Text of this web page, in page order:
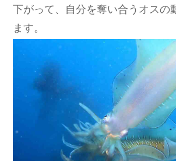
下がって、自分を奪い合うオスの
ます。